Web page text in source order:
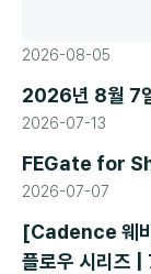
2026-08-05
2026년 8월 7
2026-07-13
FEGate for
2026-07-07
[Cadence 웨비
플로우 시리즈